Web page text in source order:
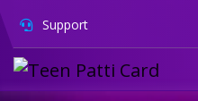
Support